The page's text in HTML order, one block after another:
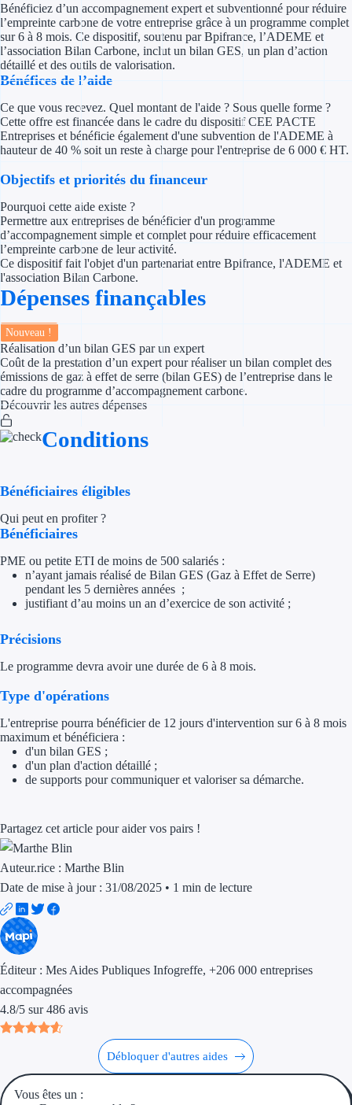
Subventions
Concours
Investir dans
Crédits &
Exonération
Prêt
Aides par
Aides
Trouvez des idées de
Territoires
Aides Région
Aides Région
Bénéficiez d’un accompagnement expert et subventionné pour réduire
l’empreinte carbone de votre entreprise grâce à un programme complet
sur 6 à 8 mois. Ce dispositif, soutenu par Bpifrance, l’ADEME et
l’association Bilan Carbone, inclut un bilan GES, un plan d’action
détaillé et des outils de valorisation.
Bénéfices de l’aide
Ce que vous recevez. Quel montant de l'aide ? Sous quelle forme ?
Cette offre est financée dans le cadre du dispositif CEE PACTE
Entreprises et bénéficie également d'une subvention de l'ADEME à
hauteur de 40 % soit un reste à charge pour l'entreprise de 6 000 € HT.
Objectifs et priorités du financeur
Pourquoi cette aide existe ?
Permettre aux entreprises de bénéficier d'un programme
d’accompagnement simple et complet pour réduire efficacement
l’empreinte carbone de leur activité.
Ce dispositif fait l'objet d'un partenariat entre Bpifrance, l'ADEME et
l'association Bilan Carbone.
Dépenses finançables
Nouveau !
Réalisation d’un bilan GES par un expert
Coût de la prestation d’un expert pour réaliser un bilan complet des
émissions de gaz à effet de serre (bilan GES) de l’entreprise dans le
cadre du programme d’accompagnement carbone.
Découvrir les autres dépenses
Conditions
Bénéficiaires éligibles
Qui peut en profiter ?
Bénéficiaires
PME ou petite ETI de moins de 500 salariés :
n’ayant jamais réalisé de Bilan GES (Gaz à Effet de Serre)
pendant les 5 dernières années ;
justifiant d’au moins un an d’exercice de son activité ;
Précisions
Le programme devra avoir une durée de 6 à 8 mois.
Type d'opérations
L'entreprise pourra bénéficier de 12 jours d'intervention sur 6 à 8 mois
maximum et bénéficiera :
d'un bilan GES ;
d'un plan d'action détaillé ;
de supports pour communiquer et valoriser sa démarche.
Partagez cet article pour aider vos pairs !
Auteur.rice : Marthe Blin
Date de mise à jour : 31/08/2025 • 1 min de lecture
Éditeur : Mes Aides Publiques Infogreffe, +206 000 entreprises
accompagnées
4.8/5 sur 486 avis
Débloquer d'autres aides
Vous êtes un :